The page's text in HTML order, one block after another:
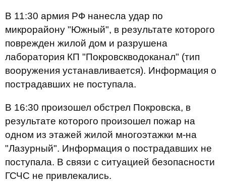
В 11:30 армия РФ нанесла удар по
микрорайону "Южный", в результате которого
поврежден жилой дом и разрушена
лаборатория КП "Покровскводоканал" (тип
вооружения устанавливается). Информация о
пострадавших не поступала.
В 16:30 произошел обстрел Покровска, в
результате которого произошел пожар на
одном из этажей жилой многоэтажки м-на
"Лазурный". Информация о пострадавших не
поступала. В связи с ситуацией безопасности
ГСЧС не привлекались.